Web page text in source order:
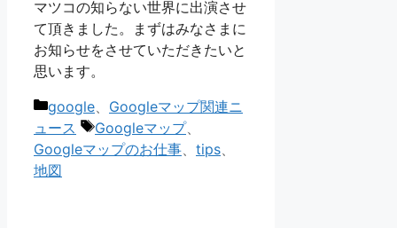
マツコの知らない世界に出演させ
て頂きました。まずはみなさまに
お知らせをさせていただきたいと
思います。
カ
テ
ゴ
リ
google、 Googleマップ関連ニ
ュース
タ
グ
Googleマップ、
Googleマップのお仕事、 tips、
地図